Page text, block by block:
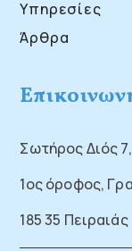
Υπηρεσίες
Άρθρα
Σωτήρος Διός 7,
1ος όροφος,
185 35 Πειραιάς